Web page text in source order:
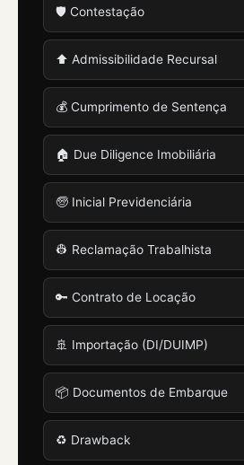
🛡️ Contestação
⬆️ Admissibilidade Recursal
💰 Cumprimento de Sentença
🏠 Due Diligence Imobiliária
🧓 Inicial Previdenciária
👷 Reclamação Trabalhista
🔑 Contrato de Locação
🚢 Importação (DI/DUIMP)
📦 Documentos de Embarque
♻️ Drawback